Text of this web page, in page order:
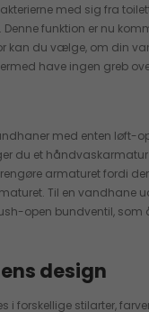
med sig fra
Denne funktion er nu
kan du vælge, om din
have ingen greb
med enten løft-
du et
armaturet fordi
Til en vandhane
open bundventil, som
design
i forskellige stilarter,